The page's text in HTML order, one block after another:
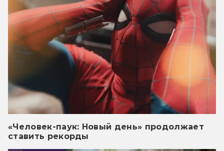
«Человек-паук: Новый день» продолжает
ставить рекорды